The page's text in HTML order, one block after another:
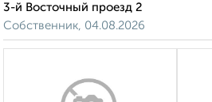
3-й Восточный проезд 2
Собственник, 04.08.2026